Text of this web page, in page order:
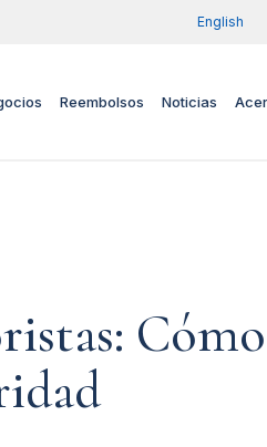
English
Reembolsos Noticias